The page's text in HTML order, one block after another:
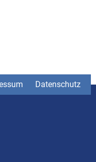
Datenschutz